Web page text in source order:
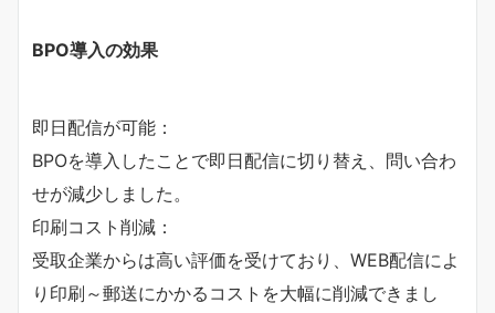
BPO導入の効果
即日配信が可能：
BPOを導入したことで即日配信に切り替え、問い合わ
せが減少しました。
印刷コスト削減：
受取企業からは高い評価を受けており、WEB配信によ
り印刷～郵送にかかるコストを大幅に削減できまし